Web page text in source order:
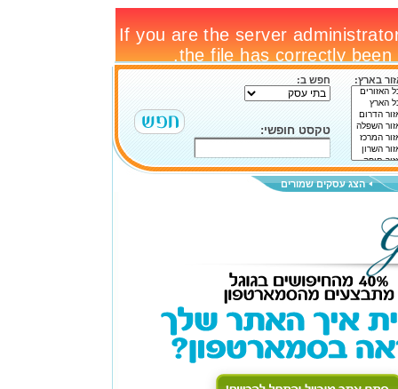
בארץ: חפש ב:
טקסט חופשי:
הצג עסקים שמורים